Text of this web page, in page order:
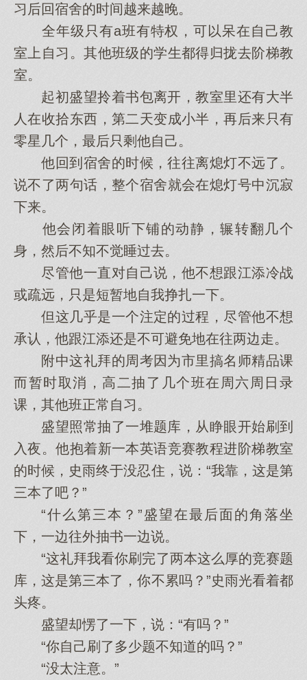
习后回宿舍的时间越来越晚。
全年级只有a班有特权，可以呆在自己教
室上自习。其他班级的学生都得归拢去阶梯教
室。
起初盛望拎着书包离开，教室里还有大半
人在收拾东西，第二天变成小半，再后来只有
零星几个，最后只剩他自己。
他回到宿舍的时候，往往离熄灯不远了。
说不了两句话，整个宿舍就会在熄灯号中沉寂
下来。
他会闭着眼听下铺的动静，辗转翻几个
身，然后不知不觉睡过去。
尽管他一直对自己说，他不想跟江添冷战
或疏远，只是短暂地自我挣扎一下。
但这几乎是一个注定的过程，尽管他不想
承认，他跟江添还是不可避免地在往两边走。
附中这礼拜的周考因为市里搞名师精品课
而暂时取消，高二抽了几个班在周六周日录
课，其他班正常自习。
盛望照常抽了一堆题库，从睁眼开始刷到
入夜。他抱着新一本英语竞赛教程进阶梯教室
的时候，史雨终于没忍住，说：“我靠，这是第
三本了吧？”
“什么第三本？”盛望在最后面的角落坐
下，一边往外抽书一边说。
“这礼拜我看你刷完了两本这么厚的竞赛题
库，这是第三本了，你不累吗？”史雨光看着都
头疼。
盛望却愣了一下，说：“有吗？”
“你自己刷了多少题不知道的吗？”
“没太注意。”